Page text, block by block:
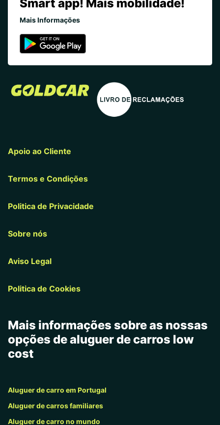
Smart app! Mais mobilidade!
Mais Informações
Apoio ao Cliente
Termos e Condições
Politica de Privacidade
Sobre nós
Aviso Legal
Politica de Cookies
Mais informações sobre as nossas
opções de aluguer de carros low
cost
Aluguer de carro em Portugal
Aluguer de carros familiares
Aluguer de carro no mundo